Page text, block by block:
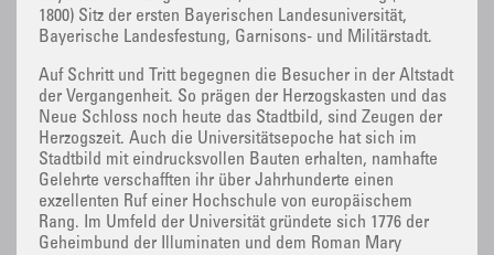
1800) Sitz der ersten Bayerischen Landesuniversität,
Bayerische Landesfestung, Garnisons- und Militärstadt.
Auf Schritt und Tritt begegnen die Besucher in der Altstadt
der Vergangenheit. So prägen der Herzogskasten und das
Neue Schloss noch heute das Stadtbild, sind Zeugen der
Herzogszeit. Auch die Universitätsepoche hat sich im
Stadtbild mit eindrucksvollen Bauten erhalten, namhafte
Gelehrte verschafften ihr über Jahrhunderte einen
exzellenten Ruf einer Hochschule von europäischem
Rang. Im Umfeld der Universität gründete sich 1776 der
Geheimbund der Illuminaten und dem Roman Mary